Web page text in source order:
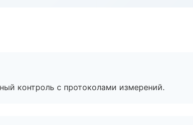
контроль с протоколами измерений.